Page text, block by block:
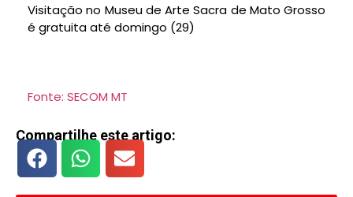
Visitação no Museu de Arte Sacra de Mato Grosso
é gratuita até domingo (29)
Fonte: SECOM MT
Compartilhe este artigo: